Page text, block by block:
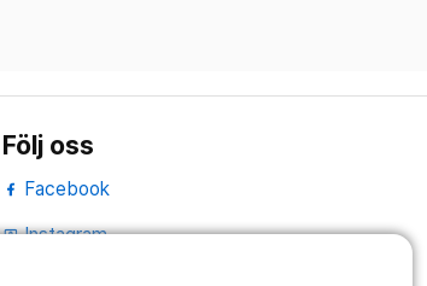
Följ oss
Facebook
portraitInstagram